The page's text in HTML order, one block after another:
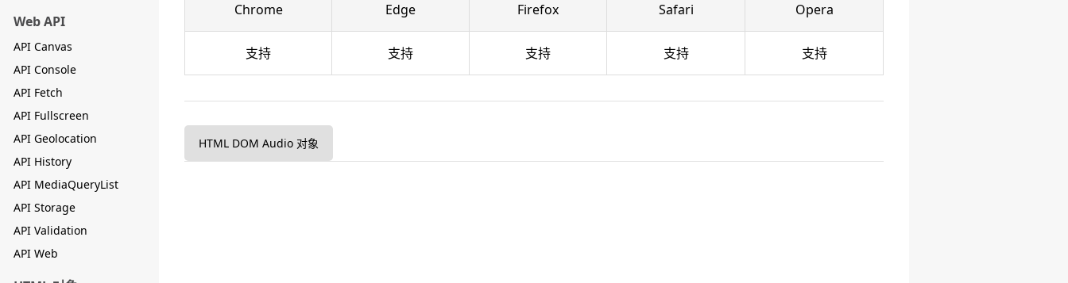
Web API
API Canvas
API Console
API Fetch
API Fullscreen
API Geolocation
API History
API MediaQueryList
API Storage
API Validation
API Web
Chrome Edge Firefox Safari Opera
支持 支持 支持 支持 支持
HTML DOM Audio 对象